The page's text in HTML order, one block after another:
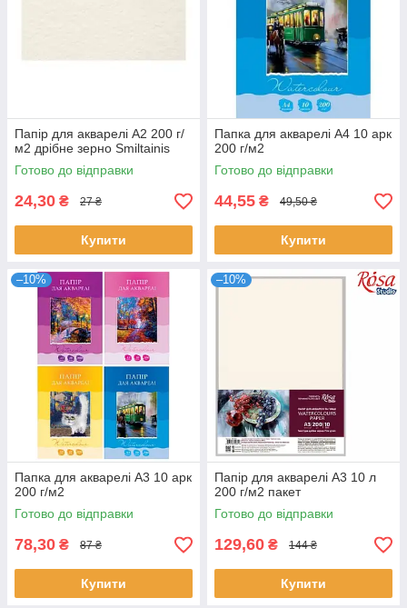
Папір для акварелі А2 200 г/
м2 дрібне зерно Smiltainis
Готово до відправки
24,30 ₴ 27 ₴
Купити
Папка для акварелі А4 10 арк
200 г/м2
Готово до відправки
44,55 ₴ 49,50 ₴
Купити
–10%
Папка для акварелі А3 10 арк
200 г/м2
Готово до відправки
78,30 ₴ 87 ₴
Купити
–10%
Папір для акварелі А3 10 л
200 г/м2 пакет
Готово до відправки
129,60 ₴ 144 ₴
Купити